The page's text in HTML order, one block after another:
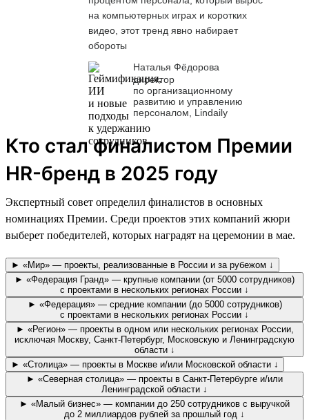
на компьютерных играх и коротких
видео, этот тренд явно набирает
обороты
Наталья Фёдорова
директор
по организационному
развитию и управлению
персоналом, Lindaily
Кто стал финалистом Премии
HR-бренд в 2025 году
Экспертный совет определил финалистов в основных
номинациях Премии. Среди проектов этих компаний жюри
выберет победителей, которых наградят на церемонии в мае.
► «Мир» — проекты, реализованные в России и за рубежом ↓
► «Федерация Гранд» — крупные компании (от 5000 сотрудников)
с проектами в нескольких регионах России ↓
► «Федерация» — средние компании (до 5000 сотрудников)
с проектами в нескольких регионах России ↓
► «Регион» — проекты в одном или нескольких регионах России,
исключая Москву, Санкт-Петербург, Московскую и Ленинградскую
области ↓
► «Столица» — проекты в Москве и/или Московской области ↓
► «Северная столица» — проекты в Санкт-Петербурге и/или
Ленинградской области ↓
► «Малый бизнес» — компании до 250 сотрудников с выручкой
до 2 миллиардов рублей за прошлый год ↓